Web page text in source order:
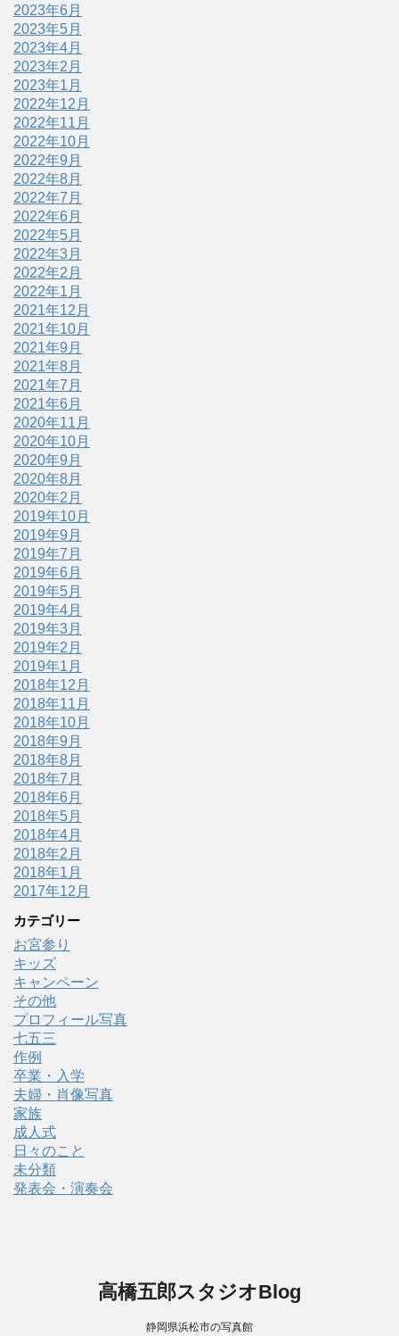
2023年6月
2023年5月
2023年4月
2023年2月
2023年1月
2022年12月
2022年11月
2022年10月
2022年9月
2022年8月
2022年7月
2022年6月
2022年5月
2022年3月
2022年2月
2022年1月
2021年12月
2021年10月
2021年9月
2021年8月
2021年7月
2021年6月
2020年11月
2020年10月
2020年9月
2020年8月
2020年2月
2019年10月
2019年9月
2019年7月
2019年6月
2019年5月
2019年4月
2019年3月
2019年2月
2019年1月
2018年12月
2018年11月
2018年10月
2018年9月
2018年8月
2018年7月
2018年6月
2018年5月
2018年4月
2018年2月
2018年1月
2017年12月
カテゴリー
お宮参り
キッズ
キャンペーン
その他
プロフィール写真
七五三
作例
卒業・入学
夫婦・肖像写真
家族
成人式
日々のこと
未分類
発表会・演奏会
高橋五郎スタジオBlog
静岡県浜松市の写真館